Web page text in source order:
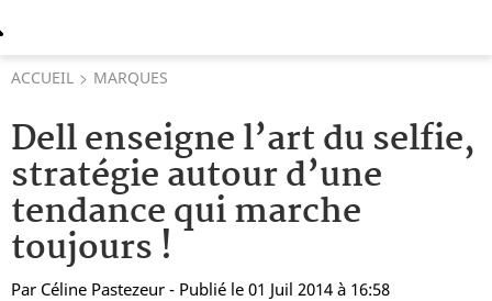
ACCUEIL MARQUES
Dell enseigne l’art du selfie,
stratégie autour d’une
tendance qui marche
toujours !
Par Céline Pastezeur - Publié le 01 Juil 2014 à 16:58